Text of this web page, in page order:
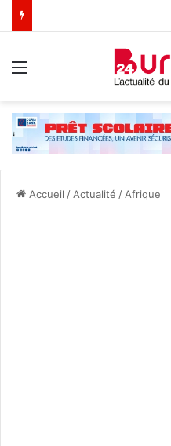
Accueil / Actualité / Afrique